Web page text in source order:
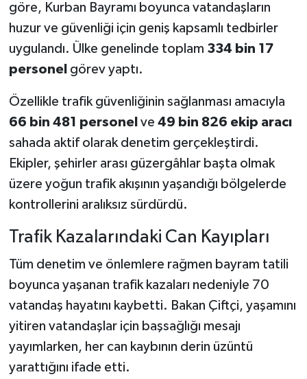
göre, Kurban Bayramı boyunca vatandaşların
huzur ve güvenliği için geniş kapsamlı tedbirler
uygulandı. Ülke genelinde toplam 334 bin 17
personel görev yaptı.
Özellikle trafik güvenliğinin sağlanması amacıyla
66 bin 481 personel ve 49 bin 826 ekip aracı
sahada aktif olarak denetim gerçekleştirdi.
Ekipler, şehirler arası güzergâhlar başta olmak
üzere yoğun trafik akışının yaşandığı bölgelerde
kontrollerini aralıksız sürdürdü.
Trafik Kazalarındaki Can Kayıpları
Tüm denetim ve önlemlere rağmen bayram tatili
boyunca yaşanan trafik kazaları nedeniyle 70
vatandaş hayatını kaybetti. Bakan Çiftçi, yaşamını
yitiren vatandaşlar için başsağlığı mesajı
yayımlarken, her can kaybının derin üzüntü
yarattığını ifade etti.